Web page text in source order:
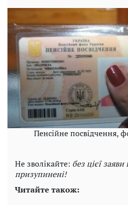
Пенсійне посвідчення,
Не зволікайте: без цієї
призупинені!
Читайте також: